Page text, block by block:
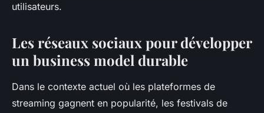
utilisateurs.
Les réseaux sociaux pour développer
un business model durable
Dans le contexte actuel où les plateformes de
streaming gagnent en popularité, les festivals de